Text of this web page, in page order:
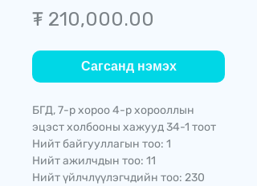
₮ 210,000.00
Сагсанд нэмэх
БГД, 7-р хороо 4-р хорооллын
эцэст холбооны хажууд 34-1 тоот
Нийт байгууллагын тоо: 1
Нийт ажилчдын тоо: 11
Нийт үйлчлүүлэгчдийн тоо: 230